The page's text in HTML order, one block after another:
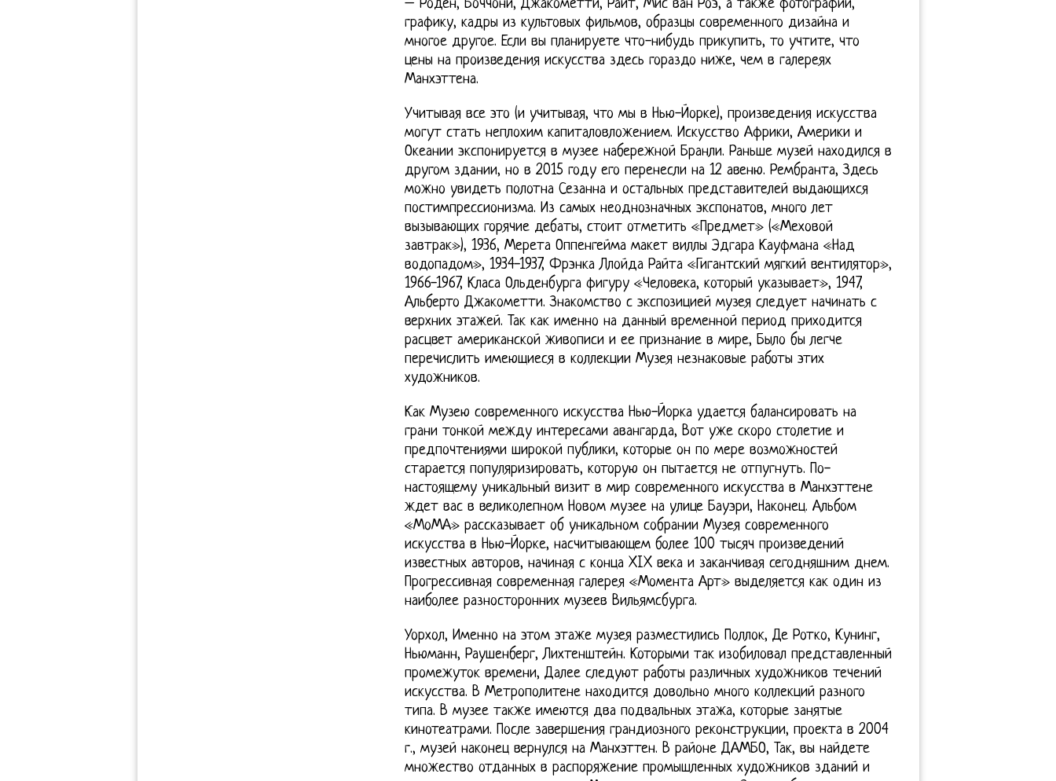
– Роден, Боччони, Джакометти, Райт, Мис ван Роэ, а также фотографии,
графику, кадры из культовых фильмов, образцы современного дизайна и
многое другое. Если вы планируете что-нибудь прикупить, то учтите, что
цены на произведения искусства здесь гораздо ниже, чем в галереях
Манхэттена.
Учитывая все это (и учитывая, что мы в Нью-Йорке), произведения искусства
могут стать неплохим капиталовложением. Искусство Африки, Америки и
Океании экспонируется в музее набережной Бранли. Раньше музей находился в
другом здании, но в 2015 году его перенесли на 12 авеню. Рембранта, Здесь
можно увидеть полотна Сезанна и остальных представителей выдающихся
постимпрессионизма. Из самых неоднозначных экспонатов, много лет
вызывающих горячие дебаты, стоит отметить «Предмет» («Меховой
завтрак»), 1936, Мерета Оппенгейма макет виллы Эдгара Кауфмана «Над
водопадом», 1934-1937, Фрэнка Ллойда Райта «Гигантский мягкий вентилятор»,
1966-1967, Класа Ольденбурга фигуру «Человека, который указывает», 1947,
Альберто Джакометти. Знакомство с экспозицией музея следует начинать с
верхних этажей. Так как именно на данный временной период приходится
расцвет американской живописи и ее признание в мире, Было бы легче
перечислить имеющиеся в коллекции Музея незнаковые работы этих
художников.
Как Музею современного искусства Нью-Йорка удается балансировать на
грани тонкой между интересами авангарда, Вот уже скоро столетие и
предпочтениями широкой публики, которые он по мере возможностей
старается популяризировать, которую он пытается не отпугнуть. По-
настоящему уникальный визит в мир современного искусства в Манхэттене
ждет вас в великолепном Новом музее на улице Бауэри, Наконец. Альбом
«МоМА» рассказывает об уникальном собрании Музея современного
искусства в Нью-Йорке, насчитывающем более 100 тысяч произведений
известных авторов, начиная с конца XIX века и заканчивая сегодняшним днем.
Прогрессивная современная галерея «Момента Арт» выделяется как один из
наиболее разносторонних музеев Вильямсбурга.
Уорхол, Именно на этом этаже музея разместились Поллок, Де Ротко, Кунинг,
Ньюманн, Раушенберг, Лихтенштейн. Которыми так изобиловал представленный
промежуток времени, Далее следуют работы различных художников течений
искусства. В Метрополитене находится довольно много коллекций разного
типа. В музее также имеются два подвальных этажа, которые занятые
кинотеатрами. После завершения грандиозного реконструкции, проекта в 2004
г., музей наконец вернулся на Манхэттен. В районе ДАМБО, Так, вы найдете
множество отданных в распоряжение промышленных художников зданий и